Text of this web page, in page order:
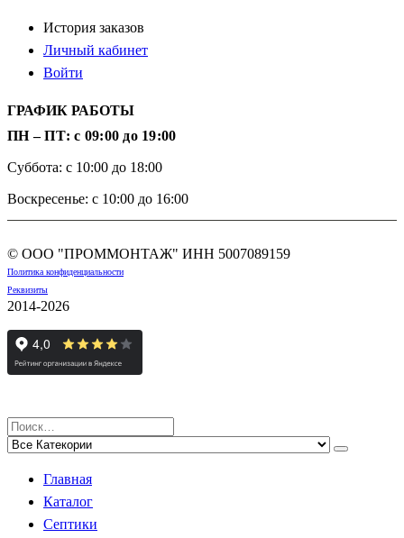
История заказов
Личный кабинет
Войти
ГРАФИК РАБОТЫ
ПН – ПТ: с 09:00 до 19:00
Суббота: с 10:00 до 18:00
Воскресенье: с 10:00 до 16:00
© ООО "ПРОММОНТАЖ" ИНН 5007089159
Политика конфиденциальности
Реквизиты
2014-2026
Главная
Каталог
Септики